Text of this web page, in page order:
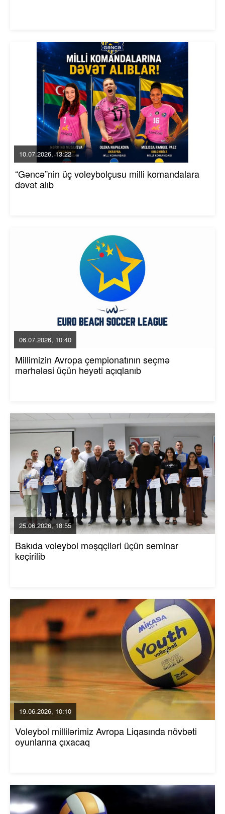
10.07.2026, 13:22
“Gəncə”nin üç voleybolçusu milli komandalara
dəvət alıb
06.07.2026, 10:40
Millimizin Avropa çempionatının seçmə
mərhələsi üçün heyəti açıqlanıb
25.06.2026, 18:55
Bakıda voleybol məşqçiləri üçün seminar
keçirilib
19.06.2026, 10:10
Voleybol millilərimiz Avropa Liqasında növbəti
oyunlarına çıxacaq